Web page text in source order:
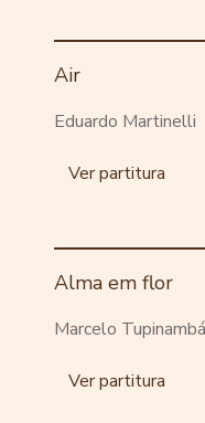
Air
Eduardo Martinelli
Ver partitura
Alma em flor
Marcelo Tupinambá
Ver partitura